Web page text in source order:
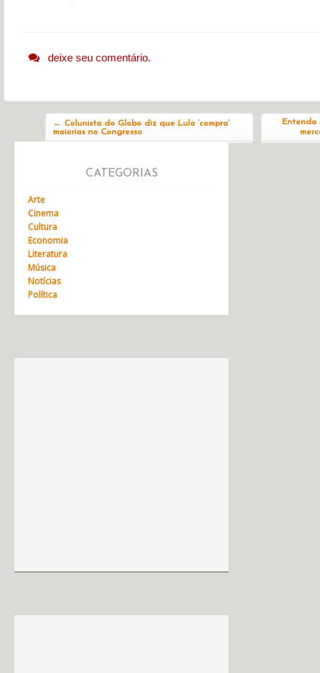
deixe seu comentário.
← Colunista do Globo diz que Lula ‘compra’
maiorias no Congresso
Entenda
CATEGORIAS
Arte
Cinema
Cultura
Economia
Literatura
Música
Notícias
Política